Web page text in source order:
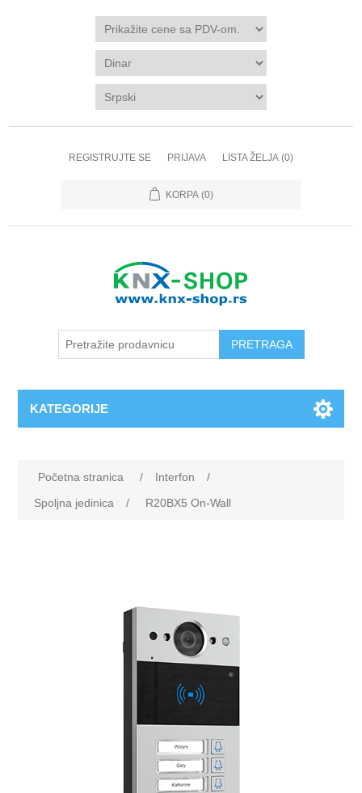
REGISTRUJTE SE PRIJAVA LISTA ŽELJA (0)
KORPA (0)
KATEGORIJE
Početna stranica / Interfon
/
Spoljna jedinica
/ R20BX5 On-Wall